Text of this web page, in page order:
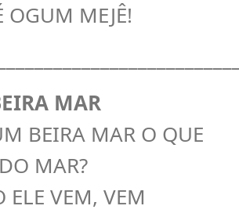
OGUM MEJÊ!
MAR
BEIRA MAR O QUE
MAR?
VEM, VEM